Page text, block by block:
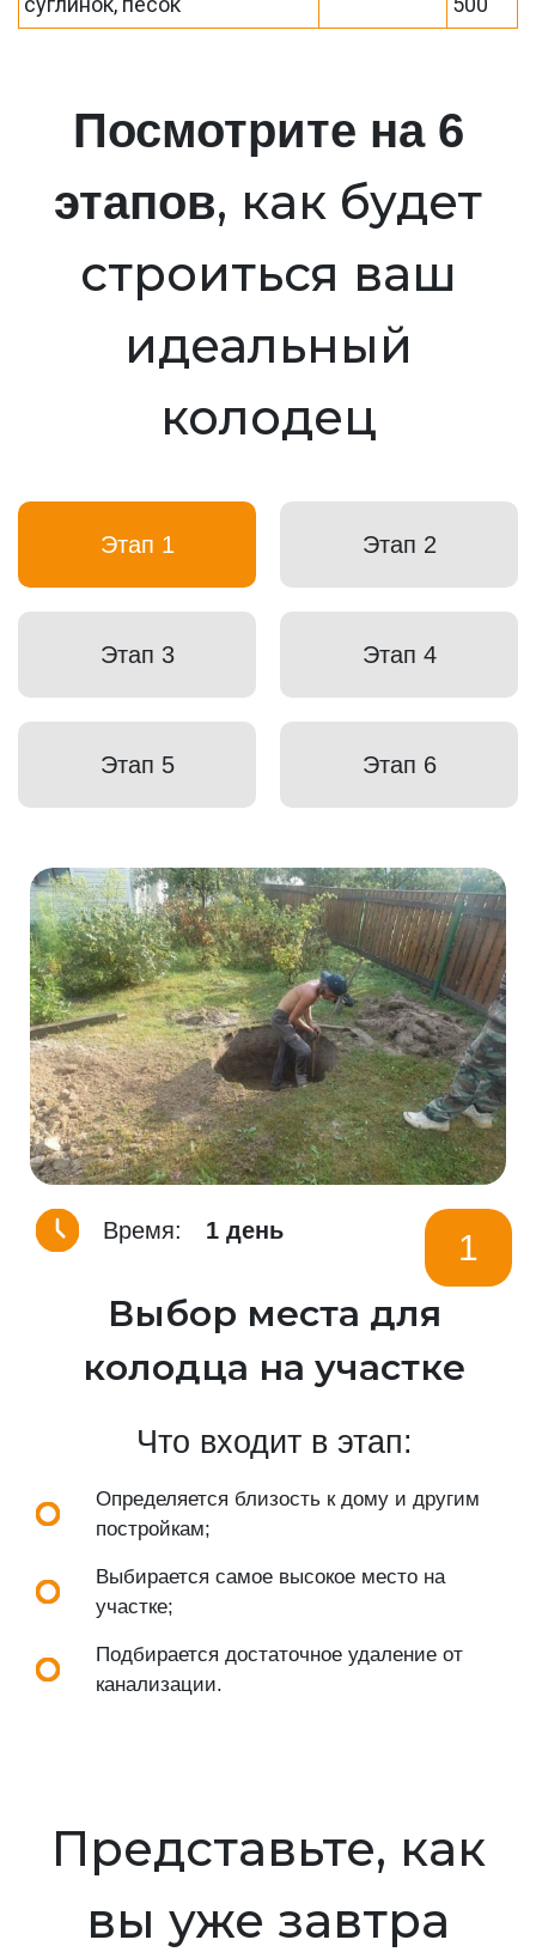
Посмотрите на 6
этапов, как будет
строиться ваш
идеальный
колодец
Этап 1 Этап 2
Этап 3 Этап 4
Этап 5 Этап 6
Время: 1 день 1
Выбор места для
колодца на участке
Что входит в этап:
Определяется близость к дому и другим
постройкам;
Выбирается самое высокое место на
участке;
Подбирается достаточное удаление от
канализации.
Представьте, как
вы уже завтра